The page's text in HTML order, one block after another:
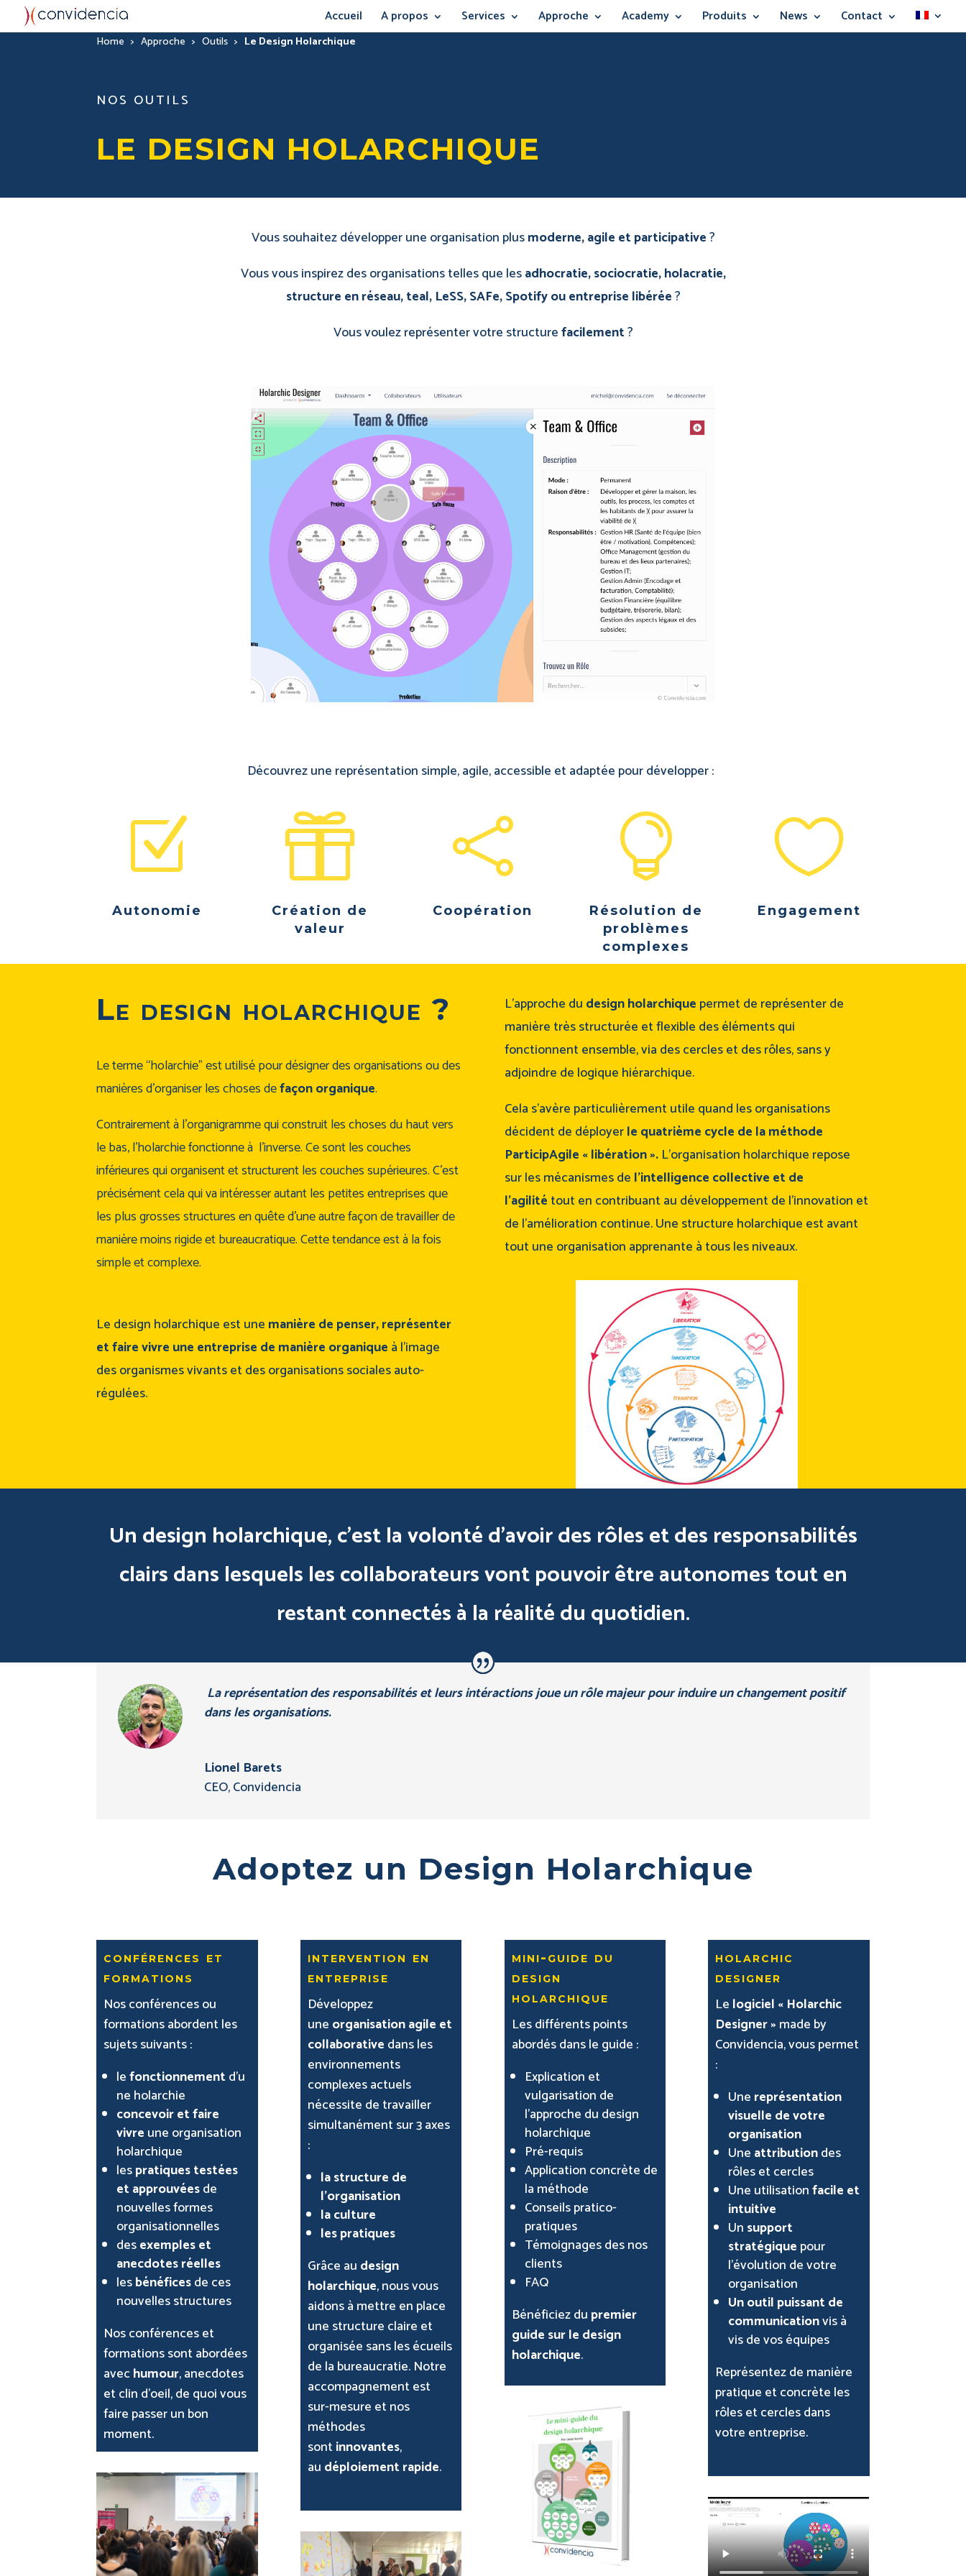
Accueil A propos Services Approche Academy Produits News Contact
Home >Approche >Outils > Le Design Holarchique
NOS OUTILS
LE DESIGN HOLARCHIQUE
Vous souhaitez développer une organisation plusmoderne, agile et participative?
Vous vous inspirez des organisations telles que lesadhocratie, sociocratie, holacratie,
structure en réseau, teal, LeSS, SAFe, Spotify ou entreprise libérée?
Vous voulez représenter votre structurefacilement?
Découvrez une représentation simple, agile, accessible et adaptée pour développer :
Z
Autonomie

Création de
valeur

Coopération

Résolution de
problèmes
complexes

Engagement
Le design holarchique ?
Le terme “holarchie” est utilisé pour désigner des organisations ou des
manières d’organiser les choses defaçon organique.
Contrairement à l’organigramme qui construit les choses du haut vers
le bas, l’holarchie fonctionne à l’inverse. Ce sont les couches
inférieures qui organisent et structurent les couches supérieures. C’est
précisément cela qui va intéresser autant les petites entreprises que
les plus grosses structures en quête d’une autre façon de travailler de
manière moins rigide et bureaucratique.Cette tendance est à la fois
simple et complexe.
Le design holarchique est une manière de penser, représenter
et faire vivre une entreprise de manière organique à l’image
des organismes vivants et des organisations sociales auto-
régulées.
L’approche du design holarchique permet de représenter de
manière très structurée et flexible des éléments qui
fonctionnent ensemble, via des cercles et des rôles, sans y
adjoindre de logique hiérarchique.
Cela s’avère particulièrement utile quand les organisations
décident de déployerle quatrième cycle de la méthode
ParticipAgile « libération ». L’organisation holarchique repose
sur les mécanismes de l’intelligence collective et de
l’agilité tout en contribuant au développement de l’innovation et
de l’amélioration continue. Une structure holarchique est avant
tout une organisation apprenante à tous les niveaux.
Un design holarchique, c’est la volonté d’avoir des rôles et des responsabilités
clairs dans lesquels les collaborateurs vont pouvoir être autonomes tout en
restant connectés à la réalité du quotidien.
La représentation des responsabilités et leurs intéractions joue un rôle majeur pour induire un changement positif
dans les organisations.
Lionel Barets
CEO,Convidencia
Adoptez un Design Holarchique
conférences et
formations
Nos conférences ou
formations abordent les
sujets suivants :
lefonctionnementd’u
ne holarchie
concevoir et faire
vivre une organisation
holarchique
lespratiques testées
et approuvéesde
nouvelles formes
organisationnelles
desexemples et
anecdotes réelles
lesbénéficesde ces
nouvelles structures
Nos conférences et
formations sont abordées
avec humour, anecdotes
et clin d’oeil, de quoi vous
faire passer un bon
moment.
intervention en
entreprise
Développez
une organisation agile et
collaborative dans les
environnements
complexes actuels
nécessite de travailler
simultanément sur 3 axes
:
la structure de
l’organisation
la culture
les pratiques
Grâce au design
holarchique, nous vous
aidons à mettre en place
une structure claire et
organisée sans les écueils
de la bureaucratie. Notre
accompagnement est
sur-mesure et nos
méthodes
sontinnovantes,
au déploiement rapide.
mini-guide du
design
holarchique
Les différents points
abordés dans le guide :
Explication et
vulgarisation de
l’approche du design
holarchique
Pré-requis
Application concrète de
la méthode
Conseils pratico-
pratiques
Témoignages des nos
clients
FAQ
Bénéficiez du premier
guide sur le design
holarchique.
holarchic
designer
Le logiciel « Holarchic
Designer » made by
Convidencia, vous permet
:
Une représentation
visuelle de votre
organisation
Une attributiondes
rôles et cercles
Une utilisationfacile et
intuitive
Un support
stratégique pour
l’évolution de votre
organisation
Un outil puissant de
communicationvis à
vis de vos équipes
Représentez de manière
pratique et concrète les
rôles et cercles dans
votre entreprise.